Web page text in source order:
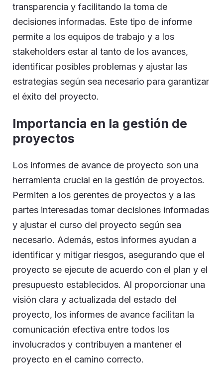
transparencia y facilitando la toma de
decisiones informadas. Este tipo de informe
permite a los equipos de trabajo y a los
stakeholders estar al tanto de los avances,
identificar posibles problemas y ajustar las
estrategias según sea necesario para garantizar
el éxito del proyecto.
Importancia en la gestión de
proyectos
Los informes de avance de proyecto son una
herramienta crucial en la gestión de proyectos.
Permiten a los gerentes de proyectos y a las
partes interesadas tomar decisiones informadas
y ajustar el curso del proyecto según sea
necesario. Además, estos informes ayudan a
identificar y mitigar riesgos, asegurando que el
proyecto se ejecute de acuerdo con el plan y el
presupuesto establecidos. Al proporcionar una
visión clara y actualizada del estado del
proyecto, los informes de avance facilitan la
comunicación efectiva entre todos los
involucrados y contribuyen a mantener el
proyecto en el camino correcto.